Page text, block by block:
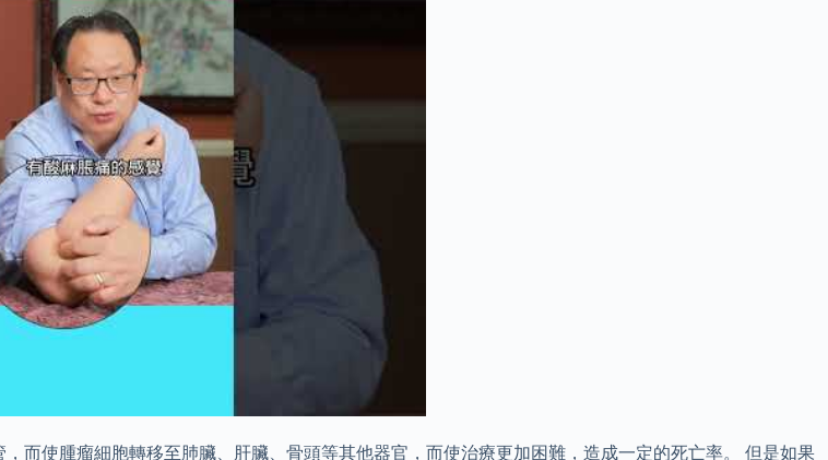
而使腫瘤細胞轉移至肺臟、肝臟、骨頭等其他器官，而使治療更加困難，造成一定的死亡率。 但是如果